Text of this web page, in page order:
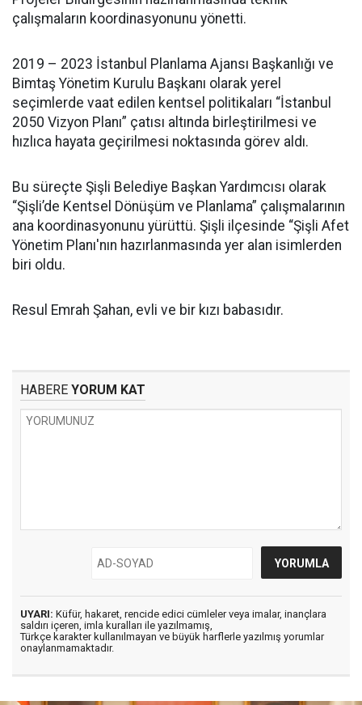
çalışmaların koordinasyonunu yönetti.
2019 – 2023 İstanbul Planlama Ajansı Başkanlığı ve
Bimtaş Yönetim Kurulu Başkanı olarak yerel
seçimlerde vaat edilen kentsel politikaları “İstanbul
2050 Vizyon Planı” çatısı altında birleştirilmesi ve
hızlıca hayata geçirilmesi noktasında görev aldı.
Bu süreçte Şişli Belediye Başkan Yardımcısı olarak
“Şişli’de Kentsel Dönüşüm ve Planlama” çalışmalarının
ana koordinasyonunu yürüttü. Şişli ilçesinde “Şişli Afet
Yönetim Planı'nın hazırlanmasında yer alan isimlerden
biri oldu.
Resul Emrah Şahan, evli ve bir kızı babasıdır.
HABERE YORUM KAT
UYARI: Küfür, hakaret, rencide edici cümleler veya imalar, inançlara
saldırı içeren, imla kuralları ile yazılmamış,
Türkçe karakter kullanılmayan ve büyük harflerle yazılmış yorumlar
onaylanmamaktadır.